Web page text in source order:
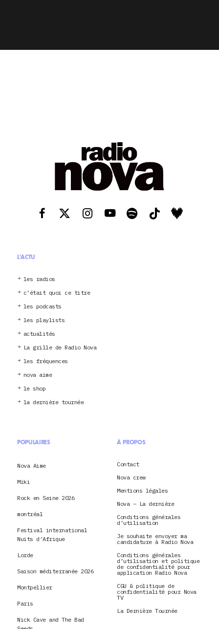
L'ACTU
les radios
c’était quoi ce titre
les podcasts
les playlists
actualités
La grille de Radio Nova
les fréquences
nova aime
le shop
la dernière tournée
POPULAIRES
Nova Aime
Miki
Rock en Seine 2026
montréal
Festival international
Nuits d’Afrique
Lorde
Saison méditerranée 2026
Montpellier
Paris
Nick Cave and The Bad
À PROPOS
Contact
Nova crew
Mentions légales
Nova – La dernière
Conditions générales
d’utilisation
Je souhaite envoyer ma
candidature à Radio Nova
Conditions générales
d’utilisation et politique
de confidentialité pour
application Radio Nova
CGU & politique de
confidentialité pour Nova
TV
La Dernière Tournée